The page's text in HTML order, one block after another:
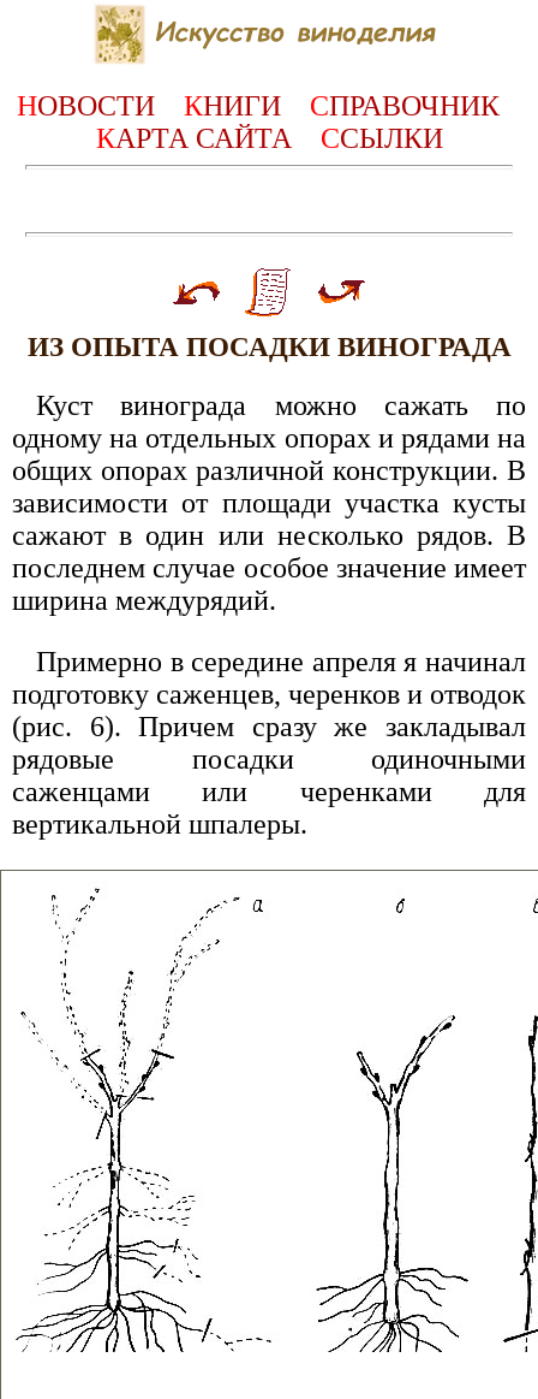
НОВОСТИ КНИГИ СПРАВОЧНИК
КАРТА САЙТА ССЫЛКИ
ИЗ ОПЫТА ПОСАДКИ ВИНОГРАДА
Куст винограда можно сажать по
одному на отдельных опорах и рядами на
общих опорах различной конструкции. В
зависимости от площади участка кусты
сажают в один или несколько рядов. В
последнем случае особое значение имеет
ширина междурядий.
Примерно в середине апреля я начинал
подготовку саженцев, черенков и отводок
(рис. 6). Причем сразу же закладывал
рядовые посадки одиночными
саженцами или черенками для
вертикальной шпалеры.